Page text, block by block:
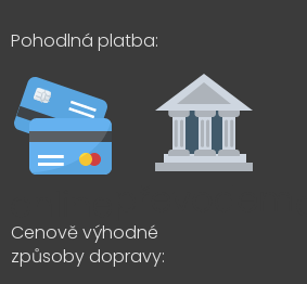
Pohodlná platba:
Cenově výhodné
způsoby dopravy: